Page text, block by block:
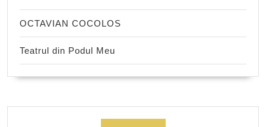
OCTAVIAN COCOLOS
Teatrul din Podul Meu